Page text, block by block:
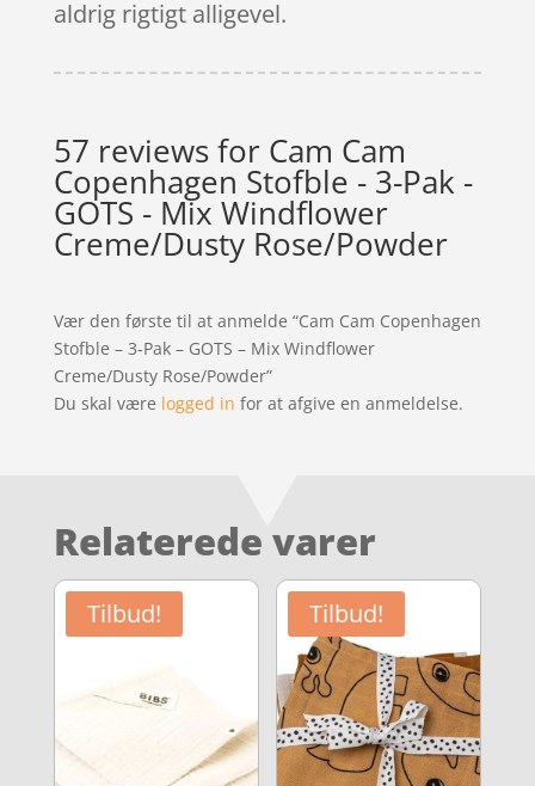
aldrig rigtigt alligevel.
57 reviews for Cam Cam
Copenhagen Stofble - 3-Pak -
GOTS - Mix Windflower
Creme/Dusty Rose/Powder
Vær den første til at anmelde “Cam Cam Copenhagen
Stofble – 3-Pak – GOTS – Mix Windflower
Creme/Dusty Rose/Powder”
Du skal være logged in for at afgive en anmeldelse.
Relaterede varer
Tilbud! Tilbud!